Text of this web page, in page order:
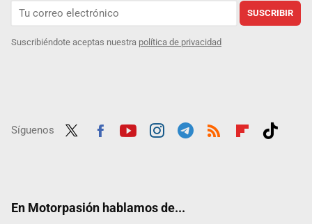
SUSCRIBIR
Suscribiéndote aceptas nuestra política de privacidad
Síguenos
En Motorpasión hablamos de...